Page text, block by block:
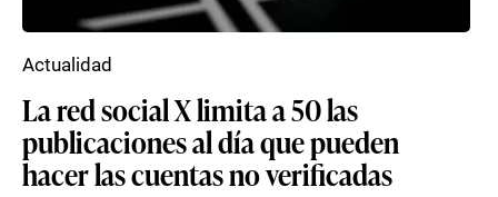
La red social X limita a 50 las
publicaciones al día que pueden
hacer las cuentas no verificadas
Actualidad